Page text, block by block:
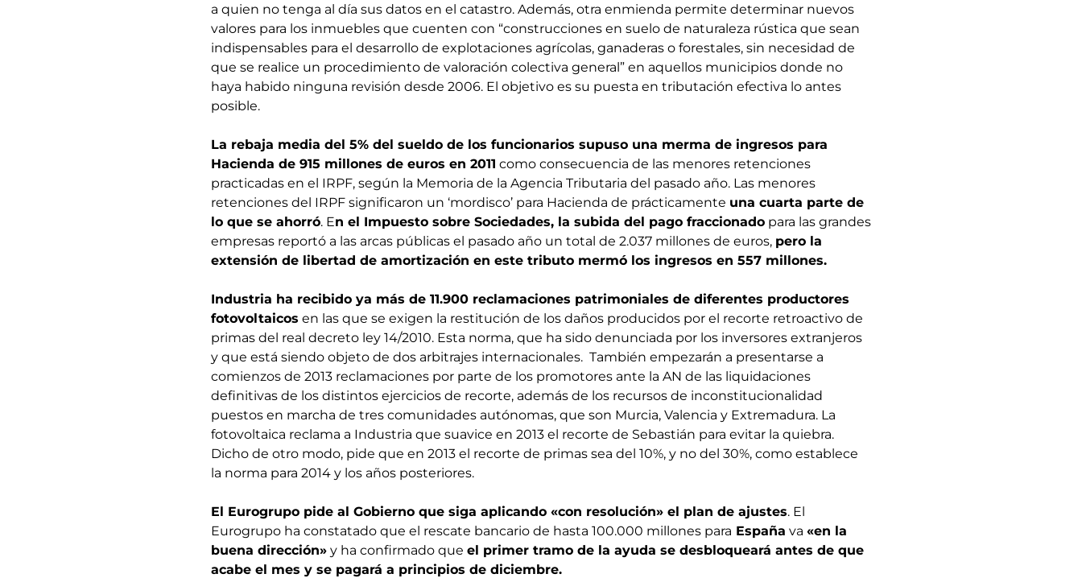
a quien no tenga al día sus datos en el catastro. Además, otra enmienda permite determinar nuevos
valores para los inmuebles que cuenten con “construcciones en suelo de naturaleza rústica que sean
indispensables para el desarrollo de explotaciones agrícolas, ganaderas o forestales, sin necesidad de
que se realice un procedimiento de valoración colectiva general” en aquellos municipios donde no
haya habido ninguna revisión desde 2006. El objetivo es su puesta en tributación efectiva lo antes
posible.
La rebaja media del 5% del sueldo de los funcionarios supuso una merma de ingresos para
Hacienda de 915 millones de euros en 2011 como consecuencia de las menores retenciones
practicadas en el IRPF, según la Memoria de la Agencia Tributaria del pasado año. Las menores
retenciones del IRPF significaron un ‘mordisco’ para Hacienda de prácticamente una cuarta parte de
lo que se ahorró. En el Impuesto sobre Sociedades, la subida del pago fraccionado para las grandes
empresas reportó a las arcas públicas el pasado año un total de 2.037 millones de euros, pero la
extensión de libertad de amortización en este tributo mermó los ingresos en 557 millones.
Industria ha recibido ya más de 11.900 reclamaciones patrimoniales de diferentes productores
fotovoltaicos en las que se exigen la restitución de los daños producidos por el recorte retroactivo de
primas del real decreto ley 14/2010. Esta norma, que ha sido denunciada por los inversores extranjeros
y que está siendo objeto de dos arbitrajes internacionales. También empezarán a presentarse a
comienzos de 2013 reclamaciones por parte de los promotores ante la AN de las liquidaciones
definitivas de los distintos ejercicios de recorte, además de los recursos de inconstitucionalidad
puestos en marcha de tres comunidades autónomas, que son Murcia, Valencia y Extremadura. La
fotovoltaica reclama a Industria que suavice en 2013 el recorte de Sebastián para evitar la quiebra.
Dicho de otro modo, pide que en 2013 el recorte de primas sea del 10%, y no del 30%, como establece
la norma para 2014 y los años posteriores.
El Eurogrupo pide al Gobierno que siga aplicando «con resolución» el plan de ajustes. El
Eurogrupo ha constatado que el rescate bancario de hasta 100.000 millones para España va «en la
buena dirección» y ha confirmado que el primer tramo de la ayuda se desbloqueará antes de que
acabe el mes y se pagará a principios de diciembre.